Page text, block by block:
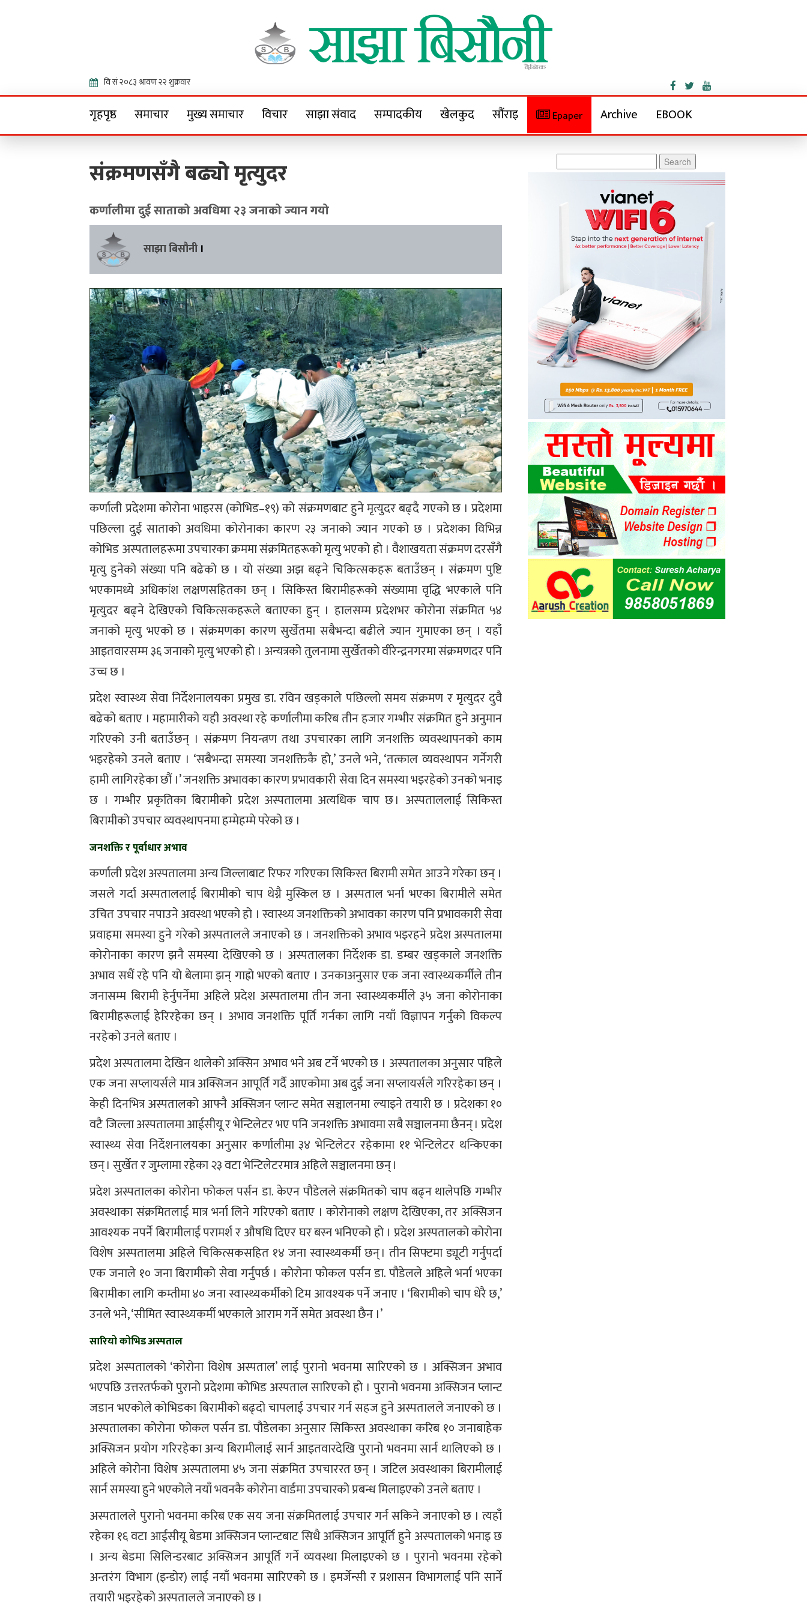
Sajha Bisaunee
गृहपृष्ठ समाचार मुख्य समाचार विचार साझा संवाद सम्पादकीय खेलकुद सौंराइ Epaper Archive EBOOK
संक्रमणसँगै बढ्यो मृत्युदर
कर्णालीमा दुई साताको अवधिमा २३ जनाको ज्यान गयो
साझा बिसौनी ।
कर्णाली प्रदेशमा कोरोना भाइरस (कोभिड–१९) को संक्रमणबाट हुने मृत्युदर बढ्दै गएको छ । प्रदेशमा
पछिल्ला दुई साताको अवधिमा कोरोनाका कारण २३ जनाको ज्यान गएको छ । प्रदेशका विभिन्न
कोभिड अस्पतालहरूमा उपचारका क्रममा संक्रमितहरूको मृत्यु भएको हो । वैशाखयता संक्रमण दरसँगै
मृत्यु हुनेको संख्या पनि बढेको छ । यो संख्या अझ बढ्ने चिकित्सकहरू बताउँछन् । संक्रमण पुष्टि
भएकामध्ये अधिकांश लक्षणसहितका छन् । सिकिस्त बिरामीहरूको संख्यामा वृद्धि भएकाले पनि
मृत्युदर बढ्ने देखिएको चिकित्सकहरूले बताएका हुन् । हालसम्म प्रदेशभर कोरोना संक्रमित ५४
जनाको मृत्यु भएको छ । संक्रमणका कारण सुर्खेतमा सबैभन्दा बढीले ज्यान गुमाएका छन् । यहाँ
आइतवारसम्म ३६ जनाको मृत्यु भएको हो । अन्यत्रको तुलनामा सुर्खेतको वीरेन्द्रनगरमा संक्रमणदर पनि
उच्च छ ।
प्रदेश स्वास्थ्य सेवा निर्देशनालयका प्रमुख डा. रविन खड्काले पछिल्लो समय संक्रमण र मृत्युदर दुवै
बढेको बताए । महामारीको यही अवस्था रहे कर्णालीमा करिब तीन हजार गम्भीर संक्रमित हुने अनुमान
गरिएको उनी बताउँछन् । संक्रमण नियन्त्रण तथा उपचारका लागि जनशक्ति व्यवस्थापनको काम
भइरहेको उनले बताए । ‘सबैभन्दा समस्या जनशक्तिकै हो,’ उनले भने, ‘तत्काल व्यवस्थापन गर्नेगरी
हामी लागिरहेका छौं ।’ जनशक्ति अभावका कारण प्रभावकारी सेवा दिन समस्या भइरहेको उनको भनाइ
छ । गम्भीर प्रकृतिका बिरामीको प्रदेश अस्पतालमा अत्यधिक चाप छ । अस्पताललाई सिकिस्त
बिरामीको उपचार व्यवस्थापनमा हम्मेहम्मे परेको छ ।
जनशक्ति र पूर्वाधार अभाव
कर्णाली प्रदेश अस्पतालमा अन्य जिल्लाबाट रिफर गरिएका सिकिस्त बिरामी समेत आउने गरेका छन् ।
जसले गर्दा अस्पताललाई बिरामीको चाप थेग्नै मुस्किल छ । अस्पताल भर्ना भएका बिरामीले समेत
उचित उपचार नपाउने अवस्था भएको हो । स्वास्थ्य जनशक्तिको अभावका कारण पनि प्रभावकारी सेवा
प्रवाहमा समस्या हुने गरेको अस्पतालले जनाएको छ । जनशक्तिको अभाव भइरहने प्रदेश अस्पतालमा
कोरोनाका कारण झनै समस्या देखिएको छ । अस्पतालका निर्देशक डा. डम्बर खड्काले जनशक्ति
अभाव सधैं रहे पनि यो बेलामा झन् गाह्रो भएको बताए । उनकाअनुसार एक जना स्वास्थ्यकर्मीले तीन
जनासम्म बिरामी हेर्नुपर्नेमा अहिले प्रदेश अस्पतालमा तीन जना स्वास्थ्यकर्मीले ३५ जना कोरोनाका
बिरामीहरूलाई हेरिरहेका छन् । अभाव जनशक्ति पूर्ति गर्नका लागि नयाँ विज्ञापन गर्नुको विकल्प
नरहेको उनले बताए ।
प्रदेश अस्पतालमा देखिन थालेको अक्सिन अभाव भने अब टर्ने भएको छ । अस्पतालका अनुसार पहिले
एक जना सप्लायर्सले मात्र अक्सिजन आपूर्ति गर्दै आएकोमा अब दुई जना सप्लायर्सले गरिरहेका छन् ।
केही दिनभित्र अस्पतालको आफ्नै अक्सिजन प्लान्ट समेत सञ्चालनमा ल्याइने तयारी छ । प्रदेशका १०
वटै जिल्ला अस्पतालमा आईसीयू र भेन्टिलेटर भए पनि जनशक्ति अभावमा सबै सञ्चालनमा छैनन् । प्रदेश
स्वास्थ्य सेवा निर्देशनालयका अनुसार कर्णालीमा ३४ भेन्टिलेटर रहेकामा ११ भेन्टिलेटर थन्किएका
छन् । सुर्खेत र जुम्लामा रहेका २३ वटा भेन्टिलेटरमात्र अहिले सञ्चालनमा छन् ।
प्रदेश अस्पतालका कोरोना फोकल पर्सन डा. केएन पौडेलले संक्रमितको चाप बढ्न थालेपछि गम्भीर
अवस्थाका संक्रमितलाई मात्र भर्ना लिने गरिएको बताए । कोरोनाको लक्षण देखिएका, तर अक्सिजन
आवश्यक नपर्ने बिरामीलाई परामर्श र औषधि दिएर घर बस्न भनिएको हो । प्रदेश अस्पतालको कोरोना
विशेष अस्पतालमा अहिले चिकित्सकसहित १४ जना स्वास्थ्यकर्मी छन् । तीन सिफ्टमा ड्यूटी गर्नुपर्दा
एक जनाले १० जना बिरामीको सेवा गर्नुपर्छ । कोरोना फोकल पर्सन डा. पौडेलले अहिले भर्ना भएका
बिरामीका लागि कम्तीमा ४० जना स्वास्थ्यकर्मीको टिम आवश्यक पर्ने जनाए । ‘बिरामीको चाप धेरै छ,’
उनले भने, ‘सीमित स्वास्थ्यकर्मी भएकाले आराम गर्ने समेत अवस्था छैन ।’
सारियो कोभिड अस्पताल
प्रदेश अस्पतालको ‘कोरोना विशेष अस्पताल’ लाई पुरानो भवनमा सारिएको छ । अक्सिजन अभाव
भएपछि उत्तरतर्फको पुरानो प्रदेशमा कोभिड अस्पताल सारिएको हो । पुरानो भवनमा अक्सिजन प्लान्ट
जडान भएकोले कोभिडका बिरामीको बढ्दो चापलाई उपचार गर्न सहज हुने अस्पतालले जनाएको छ ।
अस्पतालका कोरोना फोकल पर्सन डा. पौडेलका अनुसार सिकिस्त अवस्थाका करिब १० जनाबाहेक
अक्सिजन प्रयोग गरिरहेका अन्य बिरामीलाई सार्न आइतवारदेखि पुरानो भवनमा सार्न थालिएको छ ।
अहिले कोरोना विशेष अस्पतालमा ४५ जना संक्रमित उपचाररत छन् । जटिल अवस्थाका बिरामीलाई
सार्न समस्या हुने भएकोले नयाँ भवनकै कोरोना वार्डमा उपचारको प्रबन्ध मिलाइएको उनले बताए ।
अस्पतालले पुरानो भवनमा करिब एक सय जना संक्रमितलाई उपचार गर्न सकिने जनाएको छ । त्यहाँ
रहेका १६ वटा आईसीयू बेडमा अक्सिजन प्लान्टबाट सिधै अक्सिजन आपूर्ति हुने अस्पतालको भनाइ छ
। अन्य बेडमा सिलिन्डरबाट अक्सिजन आपूर्ति गर्ने व्यवस्था मिलाइएको छ । पुरानो भवनमा रहेको
अन्तरंग विभाग (इन्डोर) लाई नयाँ भवनमा सारिएको छ । इमर्जेन्सी र प्रशासन विभागलाई पनि सार्ने
तयारी भइरहेको अस्पतालले जनाएको छ ।
for: